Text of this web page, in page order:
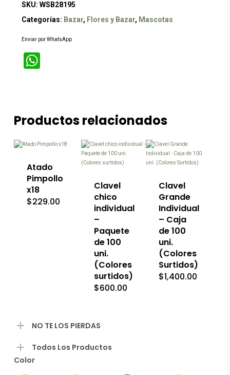
SKU: WSB28195
Categorías: Bazar, Flores y Bazar, Mascotas
Enviar por WhatsApp
WhatsApp
Productos relacionados
Este
producto
múltiples
pueden
elegir
Atado
Pimpollo
x18
$229.00
Clavel
chico
individual
–
Paquete
de 100
uni.
(Colores
surtidos)
$600.00
Clavel
Grande
Individual
– Caja
de 100
uni.
(Colores
Surtidos)
$1,400.00
NO TE LOS PIERDAS
Todos Los Productos
Color